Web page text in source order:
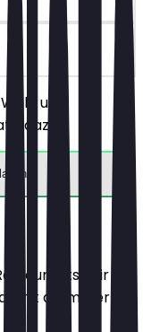
und
dazu.
Wir
du immer